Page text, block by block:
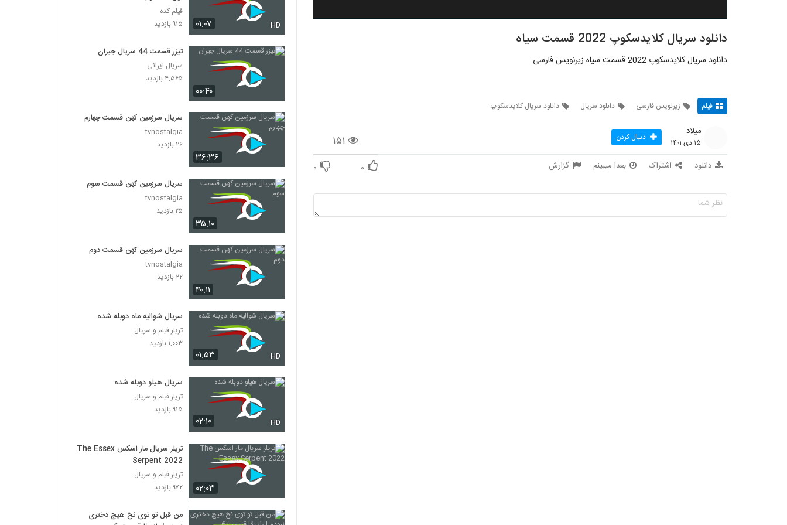
دانلود سریال کلایدسکوپ 2022 قسمت سیاه
دانلود سریال کلایدسکوپ 2022 قسمت سیاه زیرنویس فارسی
فیلم زیرنویس فارسی دانلود سریال دانلود سریال کلایدسکوپ
۱۵۱
میلاد
۱۵ دی ۱۴۰۱ دنبال کردن
دانلود اشتراک بعدا میبینم گزارش ۰ ۰
۰۱:۰۷ HD
فیلم کده
۹۱۵ بازدید
۰۰:۴۰
تیزر قسمت 44 سریال جیران
سریال ایرانی
۴,۵۶۵ بازدید
۳۶:۳۶
سریال سرزمین کهن قسمت چهارم
tvnostalgia
۲۶ بازدید
۳۵:۱۰
سریال سرزمین کهن قسمت سوم
tvnostalgia
۲۵ بازدید
۴۰:۱۱
سریال سرزمین کهن قسمت دوم
tvnostalgia
۲۲ بازدید
۰۱:۵۳ HD
سریال شوالیه ماه دوبله شده
تریلر فیلم و سریال
۱,۰۰۳ بازدید
۰۲:۱۰ HD
سریال هیلو دوبله شده
تریلر فیلم و سریال
۹۱۵ بازدید
۰۲:۰۳
تریلر سریال مار اسکس The Essex
Serpent 2022
تریلر فیلم و سریال
۹۷۲ بازدید
من قبل تو توی نخ هیچ دختری